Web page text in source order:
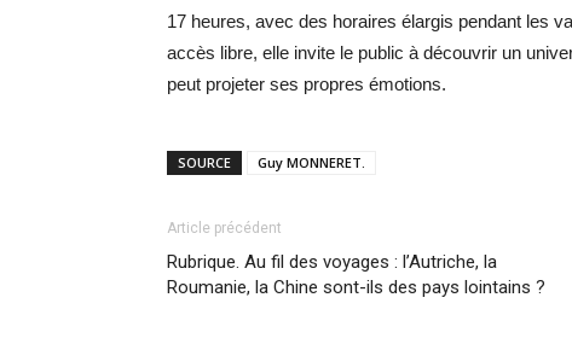
17 heures, avec des horaires élargis pendant les
accès libre, elle invite le public à découvrir un
peut projeter ses propres émotions.
SOURCE Guy MONNERET.
Article précédent
Rubrique. Au fil des voyages : l’Autriche, la
Roumanie, la Chine sont-ils des pays lointains ?